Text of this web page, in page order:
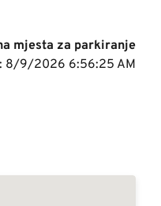
mjesta za parkiranje
8/9/2026 6:56:25 AM